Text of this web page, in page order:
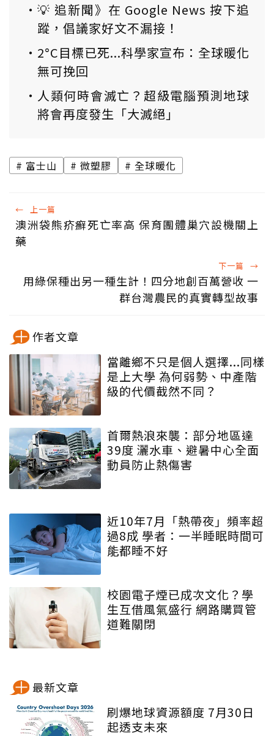
💡 追新聞》在 Google News 按下追
蹤，倡議家好文不漏接！
2°C目標已死...科學家宣布：全球暖化
無可挽回
人類何時會滅亡？超級電腦預測地球
將會再度發生「大滅絕」
富士山 微塑膠 全球暖化
← 上一篇
澳洲袋熊疥癬死亡率高 保育團體巢穴設機關上
藥
下一篇 →
用綠保種出另一種生計！四分地創百萬營收 一
群台灣農民的真實轉型故事
作者文章
當離鄉不只是個人選擇...同樣
是上大學 為何弱勢、中產階
級的代價截然不同？
首爾熱浪來襲：部分地區達
39度 灑水車、避暑中心全面
動員防止熱傷害
近10年7月「熱帶夜」頻率超
過8成 學者：一半睡眠時間可
能都睡不好
校園電子煙已成次文化？學
生互借風氣盛行 網路購買管
道難關閉
最新文章
刷爆地球資源額度 7月30日
起透支未來